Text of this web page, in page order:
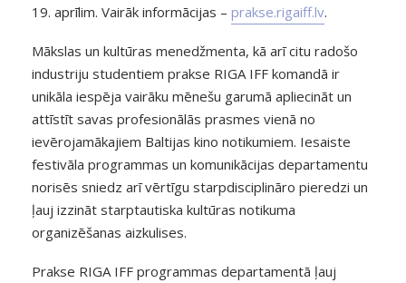
19. aprīlim. Vairāk informācijas – prakse.rigaiff.lv.
Mākslas un kultūras menedžmenta, kā arī citu radošo
industriju studentiem prakse RIGA IFF komandā ir
unikāla iespēja vairāku mēnešu garumā apliecināt un
attīstīt savas profesionālās prasmes vienā no
ievērojamākajiem Baltijas kino notikumiem. Iesaiste
festivāla programmas un komunikācijas departamentu
norisēs sniedz arī vērtīgu starpdisciplināro pieredzi un
ļauj izzināt starptautiska kultūras notikuma
organizēšanas aizkulises.
Prakse RIGA IFF programmas departamentā ļauj